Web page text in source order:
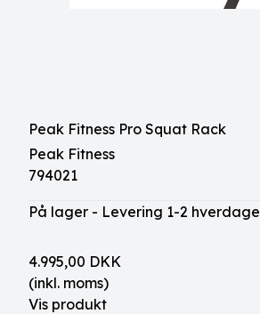
Peak Fitness Pro Squat Rack
Peak Fitness
794021
På lager - Levering 1-2 hverdage
4.995,00 DKK
(inkl. moms)
Vis produkt